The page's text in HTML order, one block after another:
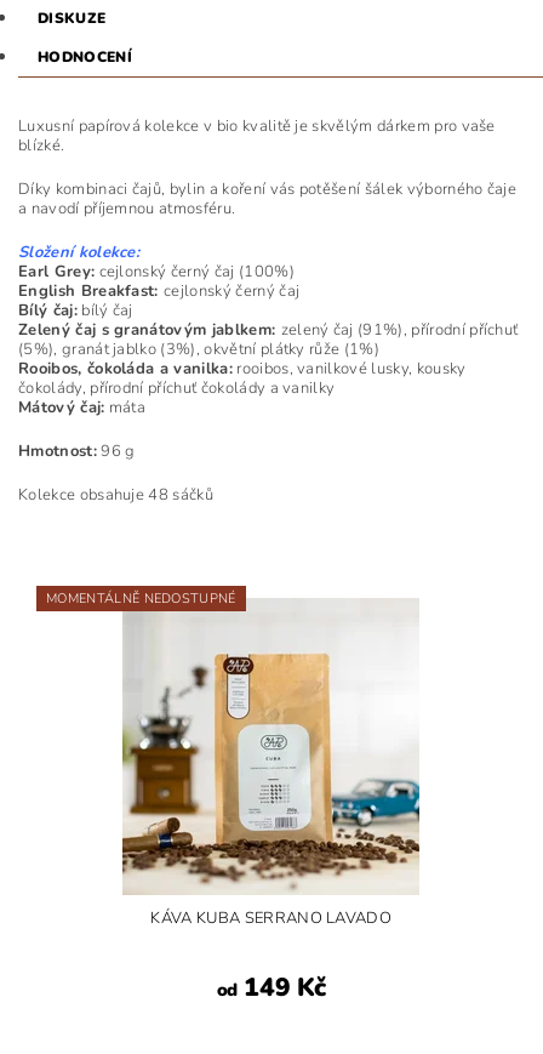
DISKUZE
HODNOCENÍ
Luxusní papírová kolekce v bio kvalitě je skvělým dárkem pro vaše
blízké.
Díky kombinaci čajů, bylin a koření vás potěšení šálek výborného čaje
a navodí příjemnou atmosféru.
Složení kolekce:
Earl Grey: cejlonský černý čaj (100%)
English Breakfast:cejlonský černý čaj
Bílý čaj:bílý čaj
Zelený čaj s granátovým jablkem: zelený čaj (91%), přírodní příchuť
(5%), granát jablko (3%), okvětní plátky růže (1%)
Rooibos, čokoláda a vanilka:rooibos, vanilkové lusky, kousky
čokolády, přírodní příchuť čokolády a vanilky
Mátový čaj: máta
Hmotnost:96 g
Kolekce obsahuje 48 sáčků
MOMENTÁLNĚ NEDOSTUPNÉ
KÁVA KUBA SERRANO LAVADO
od149 Kč